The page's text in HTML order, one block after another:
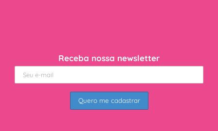
Receba nossa newsletter